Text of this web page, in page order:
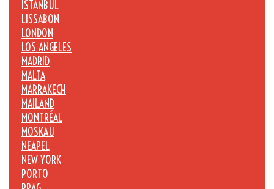
ISTANBUL
LISSABON
LONDON
LOS ANGELES
MADRID
MALTA
MARRAKECH
MAILAND
MONTRÉAL
MOSKAU
NEAPEL
NEW YORK
PORTO